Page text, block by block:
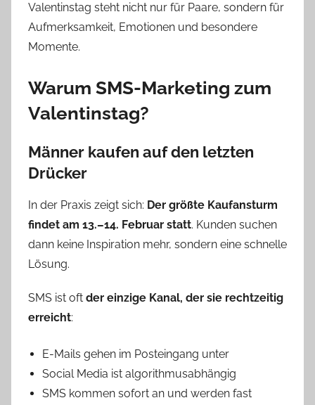
Valentinstag steht nicht nur für Paare, sondern für
Aufmerksamkeit, Emotionen und besondere
Momente.
Warum SMS-Marketing zum
Valentinstag?
Männer kaufen auf den letzten
Drücker
In der Praxis zeigt sich: Der größte Kaufansturm
findet am 13.–14. Februar statt. Kunden suchen
dann keine Inspiration mehr, sondern eine schnelle
Lösung.
SMS ist oft der einzige Kanal, der sie rechtzeitig
erreicht:
E-Mails gehen im Posteingang unter
Social Media ist algorithmusabhängig
SMS kommen sofort an und werden fast